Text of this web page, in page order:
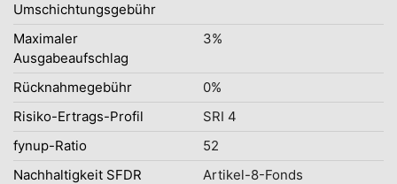
Umschichtungsgebühr
Maximaler
Ausgabeaufschlag
3%
Rücknahmegebühr
0%
Risiko-Ertrags-Profil
SRI 4
fynup-Ratio
52
Nachhaltigkeit SFDR
Artikel-8-Fonds